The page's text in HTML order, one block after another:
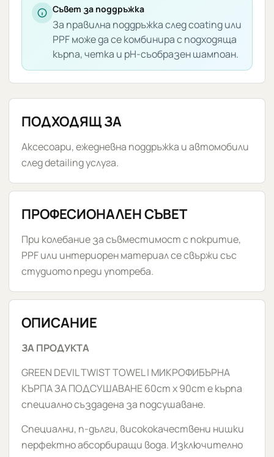
Съвет за поддръжка
За правилна поддръжка след coating или
PPF може да се комбинира с подходяща
кърпа, четка и pH-съобразен шампоан.
ПОДХОДЯЩ ЗА
Аксесоари, ежедневна поддръжка и автомобили
след detailing услуга.
ПРОФЕСИОНАЛЕН СЪВЕТ
При колебание за съвместимост с покритие,
PPF или интериорен материал се свържи със
студиото преди употреба.
ОПИСАНИЕ
ЗА ПРОДУКТА
GREEN DEVIL TWIST TOWEL | МИКРОФИБЪРНА
КЪРПА ЗА ПОДСУШАВАНЕ 60cm x 90cm е кърпа
специално създадена за подсушаване.
Специални, п-дълги, висококачествени нишки
перфектно абсорбиращи вода. Изключително